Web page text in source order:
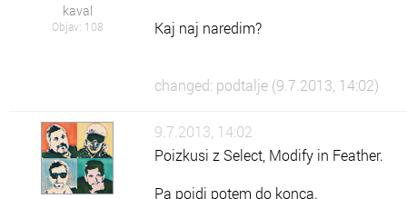
kaval
Objav: 108
Kaj naj naredim?
changed: podtalje (9.7.2013, 14:02)
9.7.2013, 14:02
Poizkusi z Select, Modify in Feather.
Pa pojdi potem do konca.